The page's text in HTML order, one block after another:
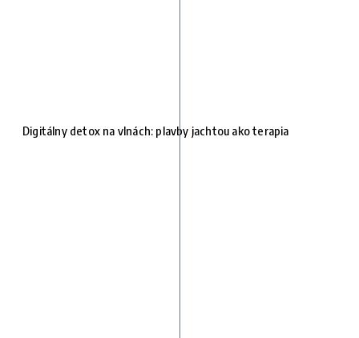
Digitálny detox na vlnách: plavby jachtou ako terapia